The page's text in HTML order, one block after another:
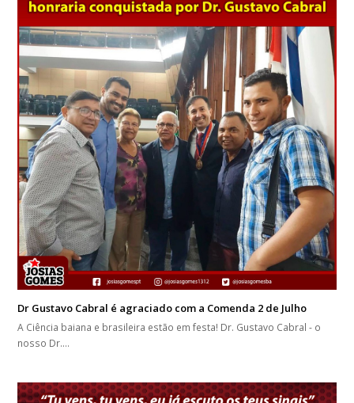
Dr Gustavo Cabral é agraciado com a Comenda 2 de Julho
A Ciência baiana e brasileira estão em festa! Dr. Gustavo Cabral - o
nosso Dr.…